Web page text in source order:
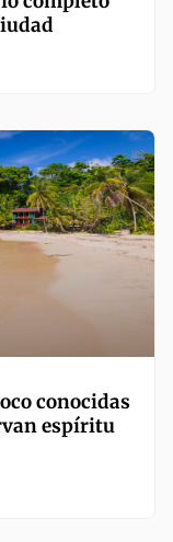
conocidas
espíritu